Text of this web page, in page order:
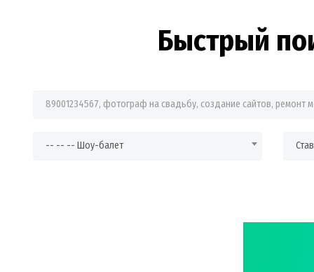
Быстрый
Фраза для поиска
-- -- -- Шоу-балет